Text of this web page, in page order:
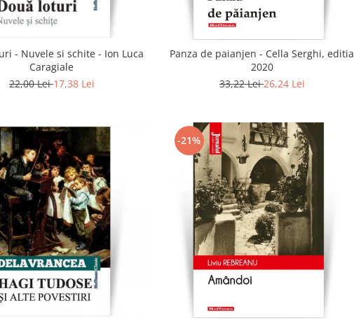
- Nuvele si schite - Ion Luca
Caragiale
22,00 Lei17,38 Lei
Panza de paianjen - Cella Serghi, editia
2020
33,22 Lei26,24 Lei
-21%